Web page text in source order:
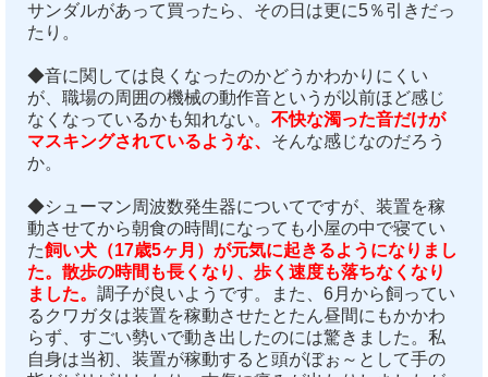
サンダルがあって買ったら、その日は更に5％引きだっ
たり。
◆音に関しては良くなったのかどうかわかりにくい
が、職場の周囲の機械の動作音というが以前ほど感じ
なくなっているかも知れない。 不快な濁った音だけが
マスキングされているような、 そんな感じなのだろう
か。
◆シューマン周波数発生器についてですが、装置を稼
動させてから朝食の時間になっても小屋の中で寝てい
た飼い犬（17歳5ヶ月）が元気に起きるようになりまし
た。散歩の時間も長くなり、歩く速度も落ちなくなり
ました。 調子が良いようです。また、6月から飼ってい
るクワガタは装置を稼動させたとたん昼間にもかかわ
らず、すごい勢いで動き出したのには驚きました。私
自身は当初、装置が稼動すると頭がぼぉ～として手の